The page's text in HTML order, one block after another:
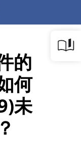
的
何
未